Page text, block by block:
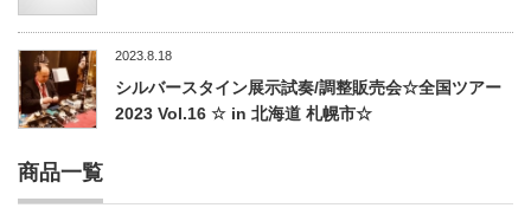
2023.8.18
シルバースタイン展示試奏/調整販売会☆全国ツアー
2023 Vol.16 ☆ in 北海道 札幌市☆
商品一覧